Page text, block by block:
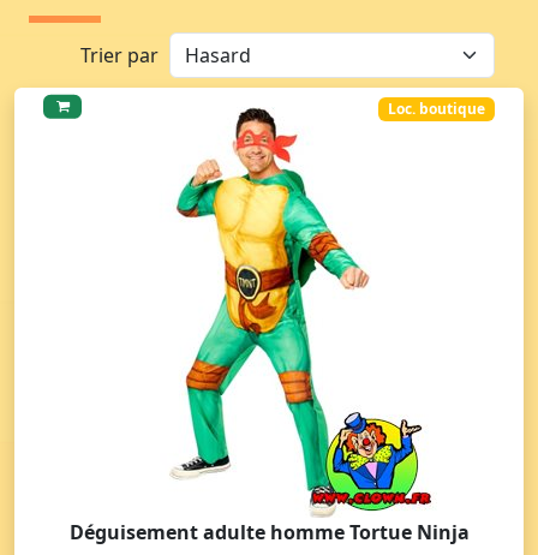
Trier par
Loc. boutique
Déguisement adulte homme Tortue Ninja